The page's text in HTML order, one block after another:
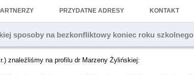
PRZYDATNE ADRESY KONTAKT
sposoby na bezkonfliktowy koniec roku szkolnego
znaleźliśmy na profilu dr Marzeny Żylińskiej: